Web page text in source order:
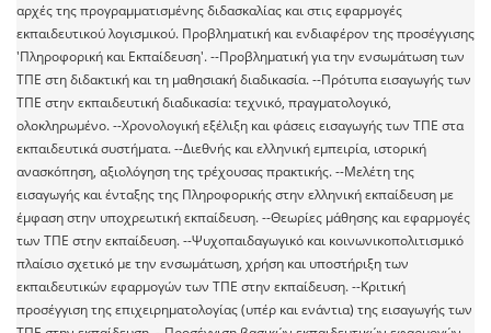
αρχές της προγραμματισμένης διδασκαλίας και στις εφαρμογές
εκπαιδευτικού λογισμικού. Προβληματική και ενδιαφέρον της προσέγγισης
'Πληροφορική και Εκπαίδευση'. --Προβληματική για την ενσωμάτωση των
ΤΠΕ στη διδακτική και τη μαθησιακή διαδικασία. --Πρότυπα εισαγωγής των
ΤΠΕ στην εκπαιδευτική διαδικασία: τεχνικό, πραγματολογικό,
ολοκληρωμένο. --Χρονολογική εξέλιξη και φάσεις εισαγωγής των ΤΠΕ στα
εκπαιδευτικά συστήματα. --Διεθνής και ελληνική εμπειρία, ιστορική
ανασκόπηση, αξιολόγηση της τρέχουσας πρακτικής. --Μελέτη της
εισαγωγής και ένταξης της Πληροφορικής στην ελληνική εκπαίδευση με
έμφαση στην υποχρεωτική εκπαίδευση. --Θεωρίες μάθησης και εφαρμογές
των ΤΠΕ στην εκπαίδευση. --Ψυχοπαιδαγωγικό και κοινωνικοπολιτισμικό
πλαίσιο σχετικό με την ενσωμάτωση, χρήση και υποστήριξη των
εκπαιδευτικών εφαρμογών των ΤΠΕ στην εκπαίδευση. --Κριτική
προσέγγιση της επιχειρηματολογίας (υπέρ και ενάντια) της εισαγωγής των